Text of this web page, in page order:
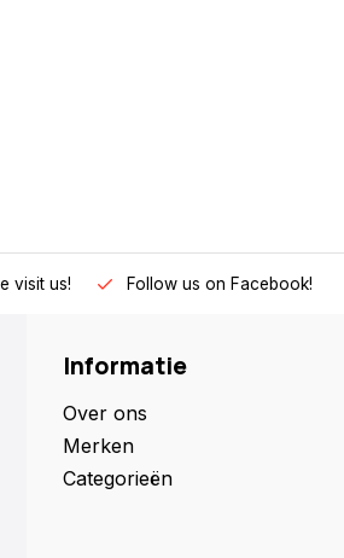
visit us! Follow us on Facebook!
Informatie
Over ons
Merken
Categorieën